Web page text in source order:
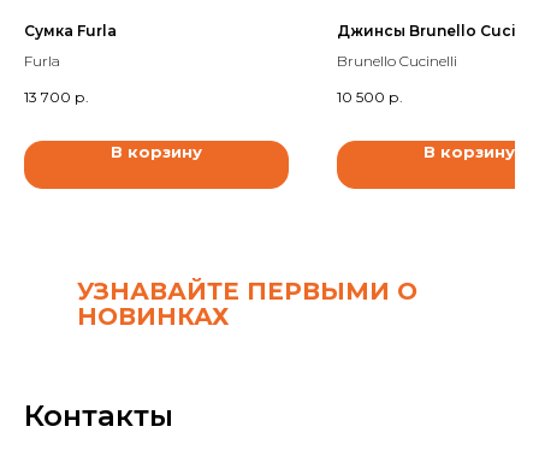
Сумка Furla
Furla
13 700 р.
В корзину
Джинсы Brunello
Brunello Cucinelli
10 500 р.
В корзину
УЗНАВАЙТЕ ПЕРВЫМИ О
НОВИНКАХ
Контакты